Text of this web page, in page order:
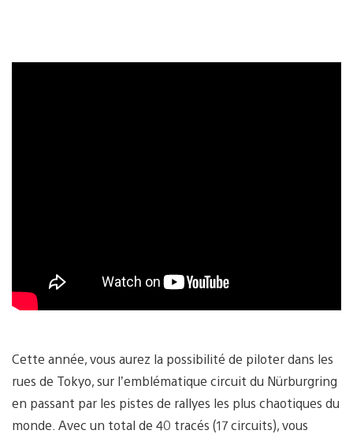
Cette année, vous aurez la possibilité de piloter dans les
rues de Tokyo, sur l’emblématique circuit du Nürburgring
en passant par les pistes de rallyes les plus chaotiques du
monde. Avec un total de 40 tracés (17 circuits), vous